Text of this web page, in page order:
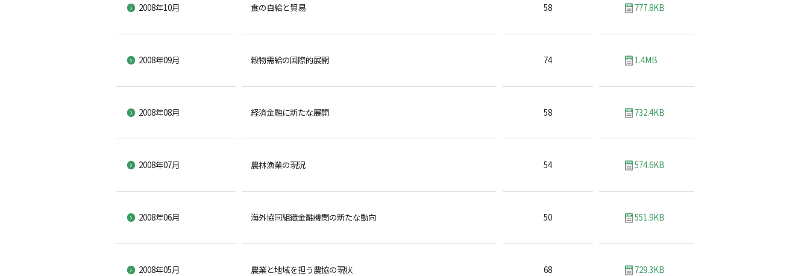
2008年10月 食の自給と貿易 58 777.8KB
2008年09月 穀物需給の国際的展開 74 1.4MB
2008年08月 経済金融に新たな展開 58 732.4KB
2008年07月 農林漁業の現況 54 574.6KB
2008年06月 海外協同組織金融機関の新たな動向 50 551.9KB
2008年05月 農業と地域を担う農協の現状 68 729.3KB